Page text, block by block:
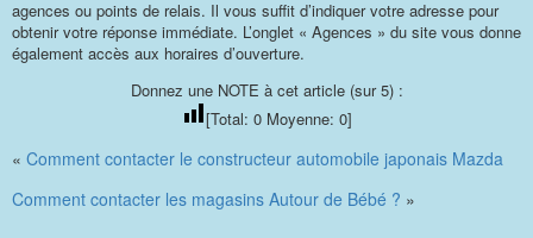
agences ou points de relais. Il vous suffit d’indiquer votre adresse pour
obtenir votre réponse immédiate. L’onglet « Agences » du site vous donne
également accès aux horaires d’ouverture.
Donnez une NOTE à cet article (sur 5) :
[Total: 0Moyenne: 0]
« Comment contacter le constructeur automobile japonais Mazda
Comment contacter les magasins Autour de Bébé ? »